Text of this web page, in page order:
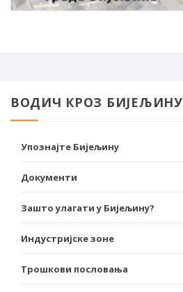
ВОДИЧ КРОЗ БИЈЕЉИНУ
Упознајте Бијељину
Документи
Зашто улагати у Бијељину?
Индустријске зоне
Трошкови пословања